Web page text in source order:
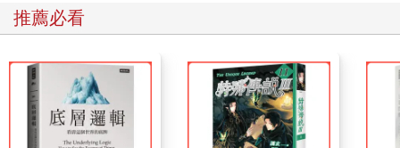
售的情形。當然賣得愈便宜獲利就愈低，但如果考慮到動用人力
或機械的固定費用，應在不虧本的前提，提供便宜的價格。
▶最適合限量的商品
動態定價的策略並不適合日用品（衛生紙、牙膏、辦公室用
品）這類供需平衡不太會產生變化的類型；但只要是那些供需平
推薦必看